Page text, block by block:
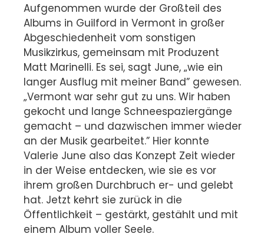
Aufgenommen wurde der Großteil des
Albums in Guilford in Vermont in großer
Abgeschiedenheit vom sonstigen
Musikzirkus, gemeinsam mit Produzent
Matt Marinelli. Es sei, sagt June, „wie ein
langer Ausflug mit meiner Band” gewesen.
„Vermont war sehr gut zu uns. Wir haben
gekocht und lange Schneespaziergänge
gemacht – und dazwischen immer wieder
an der Musik gearbeitet.” Hier konnte
Valerie June also das Konzept Zeit wieder
in der Weise entdecken, wie sie es vor
ihrem großen Durchbruch er- und gelebt
hat. Jetzt kehrt sie zurück in die
Öffentlichkeit – gestärkt, gestählt und mit
einem Album voller Seele.